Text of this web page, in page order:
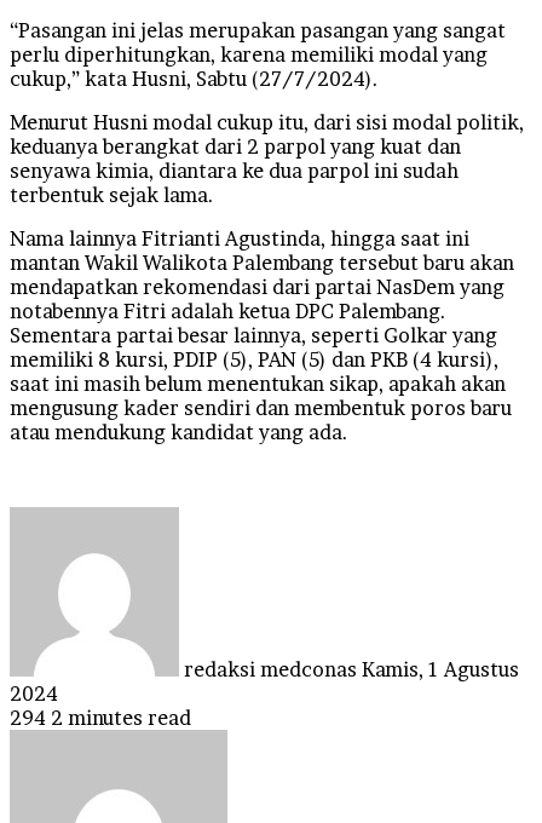
“Pasangan ini jelas merupakan pasangan yang sangat
perlu diperhitungkan, karena memiliki modal yang
cukup,” kata Husni, Sabtu (27/7/2024).
Menurut Husni modal cukup itu, dari sisi modal politik,
keduanya berangkat dari 2 parpol yang kuat dan
senyawa kimia, diantara ke dua parpol ini sudah
terbentuk sejak lama.
Nama lainnya Fitrianti Agustinda, hingga saat ini
mantan Wakil Walikota Palembang tersebut baru akan
mendapatkan rekomendasi dari partai NasDem yang
notabennya Fitri adalah ketua DPC Palembang.
Sementara partai besar lainnya, seperti Golkar yang
memiliki 8 kursi, PDIP (5), PAN (5) dan PKB (4 kursi),
saat ini masih belum menentukan sikap, apakah akan
mengusung kader sendiri dan membentuk poros baru
atau mendukung kandidat yang ada.
redaksi medconas Kamis, 1 Agustus
2024
294 2 minutes read